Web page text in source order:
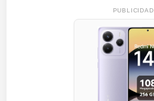
PUBLICIDAD